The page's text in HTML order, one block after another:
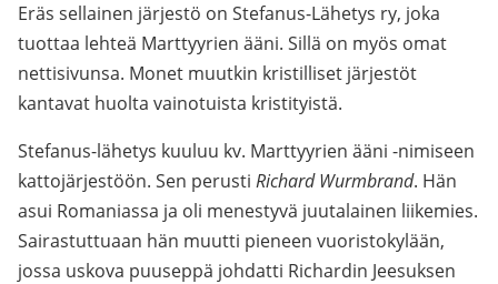
Eräs sellainen järjestö on Stefanus-Lähetys ry, joka
tuottaa lehteä Marttyyrien ääni. Sillä on myös omat
nettisivunsa. Monet muutkin kristilliset järjestöt
kantavat huolta vainotuista kristityistä.
Stefanus-lähetys kuuluu kv. Marttyyrien ääni -nimiseen
kattojärjestöön. Sen perusti Richard Wurmbrand. Hän
asui Romaniassa ja oli menestyvä juutalainen liikemies.
Sairastuttuaan hän muutti pieneen vuoristokylään,
jossa uskova puuseppä johdatti Richardin Jeesuksen